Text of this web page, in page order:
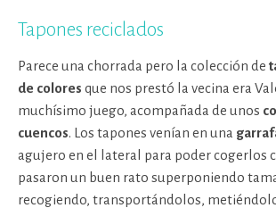
Tapones reciclados
Parece una chorrada pero la colección de
de colores que nos prestó la vecina era
muchísimo juego, acompañada de unos
cuencos. Los tapones venían en una
agujero en el lateral para poder cogerlos
pasaron un buen rato superponiendo
recogiendo, transportándolos,